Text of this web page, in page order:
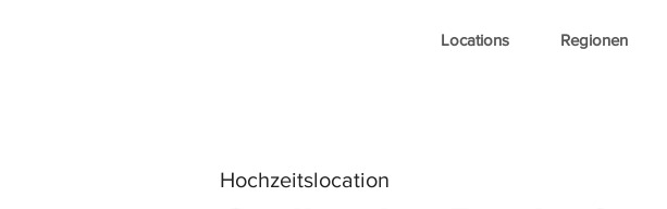
Locations Regionen
Hochzeitslocation